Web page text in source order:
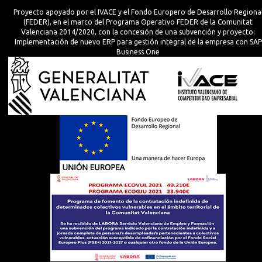
Proyecto apoyado por el IVACE y el Fondo Europero de Desarrollo
(FEDER), en el marco del Programa Operativo FEDER de la Comunitat
Valenciana 2014/2020, con la concesión de una subvención y proyecto:
Implementación de nuevo ERP para gestión integral de la empresa con SAP
Business One